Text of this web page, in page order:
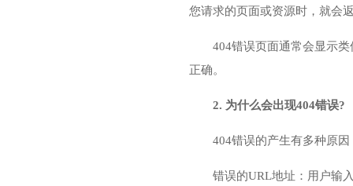
您请求的页面或资源时，就会
404错误页面通常会显示
正确。
2. 为什么会出现404错误?
404错误的产生有多种原
错误的URL地址：用户输